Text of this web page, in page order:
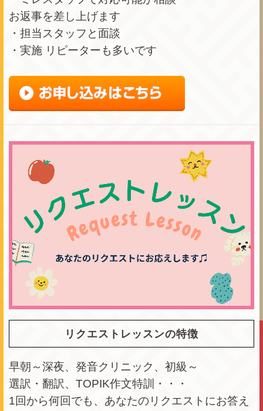
お返事を差し上げます
・担当スタッフと面談
・実施 リピーターも多いです
リクエストレッスンの特徴
早朝～深夜、発音クリニック、初級～
選訳・翻訳、TOPIK作文特訓・・・
1回から何回でも、あなたのリクエストにお答え